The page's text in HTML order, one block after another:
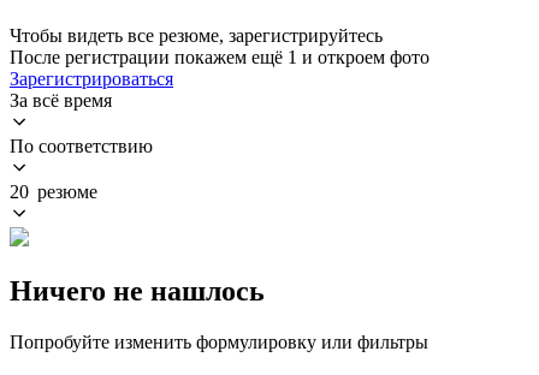
Чтобы видеть все резюме, зарегистрируйтесь
После регистрации покажем ещё 1 и откроем фото
Зарегистрироваться
За всё время
По соответствию
20 резюме
Ничего не нашлось
Попробуйте изменить формулировку или фильтры